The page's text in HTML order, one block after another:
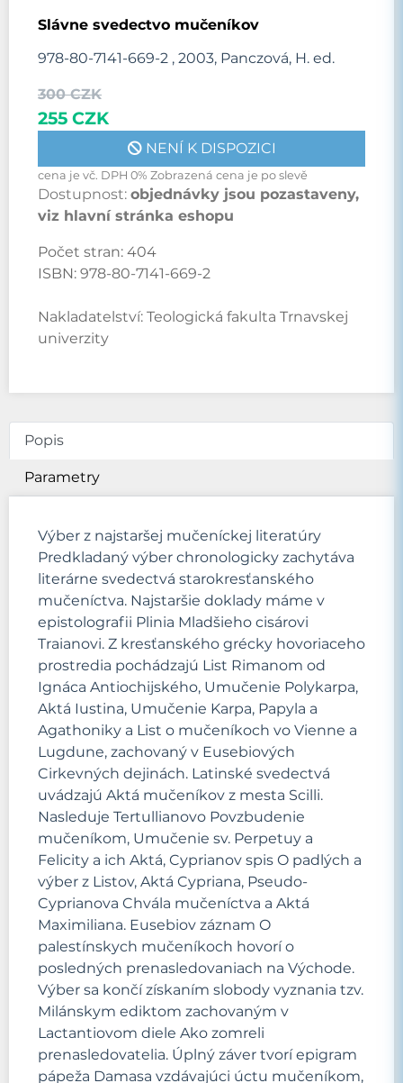
Slávne svedectvo mučeníkov
978-80-7141-669-2 , 2003, Panczová, H. ed.
300 CZK
255 CZK
NENÍ K DISPOZICI
cena je vč. DPH 0% Zobrazená cena je po slevě
Dostupnost: objednávky jsou pozastaveny,
viz hlavní stránka eshopu
Počet stran: 404
ISBN: 978-80-7141-669-2
Nakladatelství: Teologická fakulta Trnavskej
univerzity
Popis
Parametry
Výber z najstaršej mučeníckej literatúry
Predkladaný výber chronologicky zachytáva
literárne svedectvá starokresťanského
mučeníctva. Najstaršie doklady máme v
epistolografii Plinia Mladšieho cisárovi
Traianovi. Z kresťanského grécky hovoriaceho
prostredia pochádzajú List Rimanom od
Ignáca Antiochijského, Umučenie Polykarpa,
Aktá Iustina, Umučenie Karpa, Papyla a
Agathoniky a List o mučeníkoch vo Vienne a
Lugdune, zachovaný v Eusebiových
Cirkevných dejinách. Latinské svedectvá
uvádzajú Aktá mučeníkov z mesta Scilli.
Nasleduje Tertullianovo Povzbudenie
mučeníkom, Umučenie sv. Perpetuy a
Felicity a ich Aktá, Cyprianov spis O padlých a
výber z Listov, Aktá Cypriana, Pseudo-
Cyprianova Chvála mučeníctva a Aktá
Maximiliana. Eusebiov záznam O
palestínskych mučeníkoch hovorí o
posledných prenasledovaniach na Východe.
Výber sa končí získaním slobody vyznania tzv.
Milánskym ediktom zachovaným v
Lactantiovom diele Ako zomreli
prenasledovatelia. Úplný záver tvorí epigram
pápeža Damasa vzdávajúci úctu mučeníkom,